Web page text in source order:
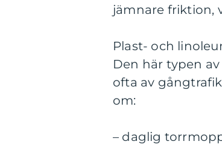
jämnare friktion,
Plast- och
Den här typen
ofta av
om:
– daglig